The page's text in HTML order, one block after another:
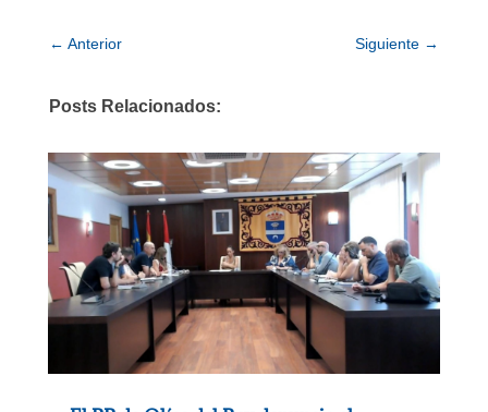
← Anterior Siguiente →
Posts Relacionados: